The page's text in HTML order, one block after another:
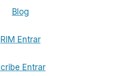
Blog
RIM Entrar
Entrar